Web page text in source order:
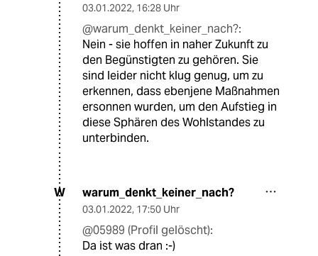
03.01.2022, 16:28 Uhr
@warum_denkt_keiner_nach?:
Nein - sie hoffen in naher Zukunft zu
den Begünstigten zu gehören. Sie
sind leider nicht klug genug, um zu
erkennen, dass ebenjene Maßnahmen
ersonnen wurden, um den Aufstieg in
diese Sphären des Wohlstandes zu
unterbinden.
W warum_denkt_keiner_nach?
03.01.2022, 17:50 Uhr
@05989 (Profil gelöscht):
Da ist was dran :-)